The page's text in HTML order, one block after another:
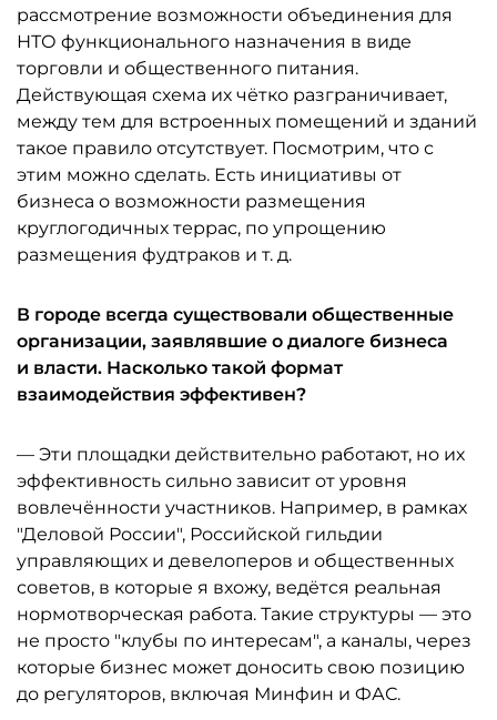
рассмотрение возможности объединения для
НТО функционального назначения в виде
торговли и общественного питания.
Действующая схема их чётко разграничивает,
между тем для встроенных помещений и зданий
такое правило отсутствует. Посмотрим, что с
этим можно сделать. Есть инициативы от
бизнеса о возможности размещения
круглогодичных террас, по упрощению
размещения фудтраков и т. д.
В городе всегда существовали общественные
организации, заявлявшие о диалоге бизнеса
и власти. Насколько такой формат
взаимодействия эффективен?
— Эти площадки действительно работают, но их
эффективность сильно зависит от уровня
вовлечённости участников. Например, в рамках
"Деловой России", Российской гильдии
управляющих и девелоперов и общественных
советов, в которые я вхожу, ведётся реальная
нормотворческая работа. Такие структуры — это
не просто "клубы по интересам", а каналы, через
которые бизнес может доносить свою позицию
до регуляторов, включая Минфин и ФАС.